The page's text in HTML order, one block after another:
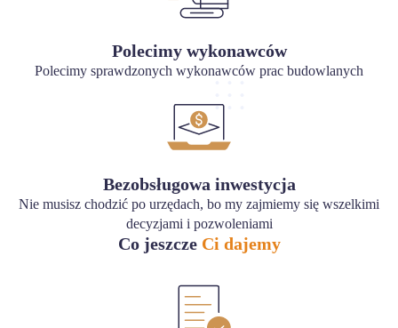
Polecimy wykonawców
Polecimy sprawdzonych wykonawców prac budowlanych
Bezobsługowa inwestycja
Nie musisz chodzić po urzędach, bo my zajmiemy się wszelkimi
decyzjami i pozwoleniami
Co jeszcze Ci dajemy